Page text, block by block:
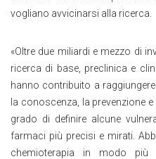
vogliano avvicinarsi alla ricerca.
«Oltre due miliardi e mezzo di
ricerca di base, preclinica e
hanno contribuito a
la conoscenza, la prevenzione
grado di definire alcune
farmaci più precisi e mirati.
chemioterapia in modo più